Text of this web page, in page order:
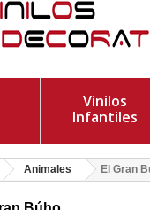
Vinilos
Infantiles
Animales El Gran